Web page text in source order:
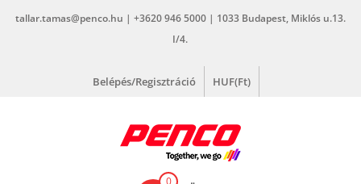
tallar.tamas@penco.hu | +3620 946 5000 | 1033 Budapest, Miklós u.13.
I/4.
Belépés/Regisztráció HUF(Ft)
0